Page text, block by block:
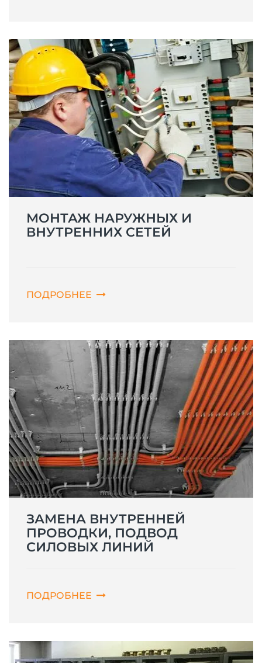
МОНТАЖ НАРУЖНЫХ И
ВНУТРЕННИХ СЕТЕЙ
ПОДРОБНЕЕ
ЗАМЕНА ВНУТРЕННЕЙ
ПРОВОДКИ, ПОДВОД
СИЛОВЫХ ЛИНИЙ
ПОДРОБНЕЕ